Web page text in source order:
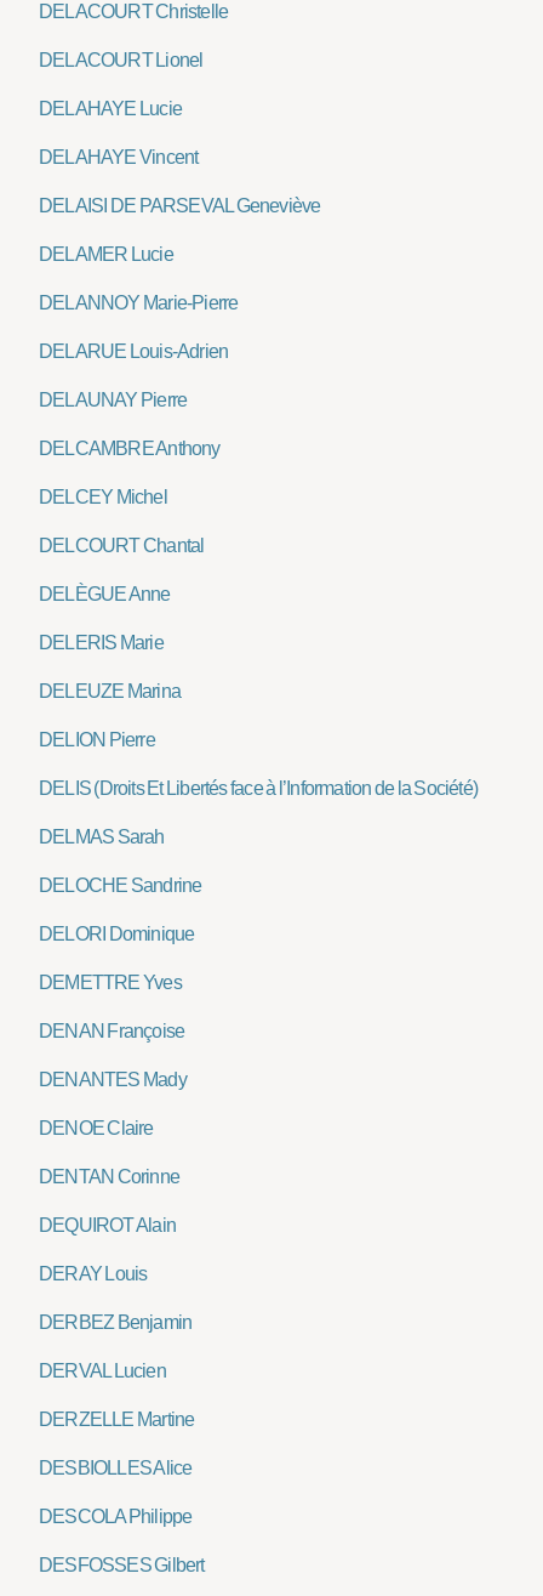
DELACOURT Christelle
DELACOURT Lionel
DELAHAYE Lucie
DELAHAYE Vincent
DELAISI DE PARSEVAL Geneviève
DELAMER Lucie
DELANNOY Marie-Pierre
DELARUE Louis-Adrien
DELAUNAY Pierre
DELCAMBRE Anthony
DELCEY Michel
DELCOURT Chantal
DELÈGUE Anne
DELERIS Marie
DELEUZE Marina
DELION Pierre
DELIS (Droits Et Libertés face à l’Information de la Société)
DELMAS Sarah
DELOCHE Sandrine
DELORI Dominique
DEMETTRE Yves
DENAN Françoise
DENANTES Mady
DENOE Claire
DENTAN Corinne
DEQUIROT Alain
DERAY Louis
DERBEZ Benjamin
DERVAL Lucien
DERZELLE Martine
DESBIOLLES Alice
DESCOLA Philippe
DESFOSSES Gilbert